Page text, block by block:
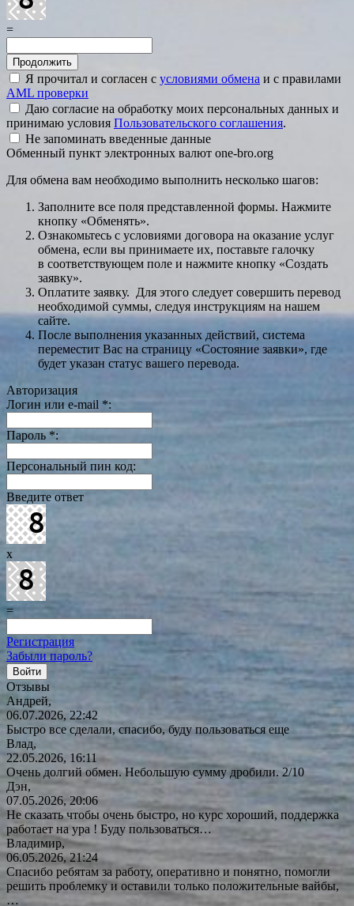
=
Я прочитал и согласен с условиями обмена и с правилами
AML проверки
Даю согласие на обработку моих персональных данных и
принимаю условия Пользовательского соглашения.
Не запоминать введенные данные
Обменный пункт электронных валют one-bro.org
Для обмена вам необходимо выполнить несколько шагов:
Заполните все поля представленной формы. Нажмите
кнопку «Обменять».
Ознакомьтесь с условиями договора на оказание услуг
обмена, если вы принимаете их, поставьте галочку
в соответствующем поле и нажмите кнопку «Создать
заявку».
Оплатите заявку. Для этого следует совершить перевод
необходимой суммы, следуя инструкциям на нашем
сайте.
После выполнения указанных действий, система
переместит Вас на страницу «Состояние заявки», где
будет указан статус вашего перевода.
Авторизация
Логин или e-mail *:
Пароль *:
Персональный пин код:
Введите ответ
x
=
Регистрация
Забыли пароль?
Отзывы
Андрей,
06.07.2026, 22:42
Быстро все сделали, спасибо, буду пользоваться еще
Влад,
22.05.2026, 16:11
Очень долгий обмен. Небольшую сумму дробили. 2/10
Дэн,
07.05.2026, 20:06
Не сказать чтобы очень быстро, но курс хороший, поддержка
работает на ура ! Буду пользоваться…
Владимир,
06.05.2026, 21:24
Спасибо ребятам за работу, оперативно и понятно, помогли
решить проблемку и оставили только положительные вайбы,
…